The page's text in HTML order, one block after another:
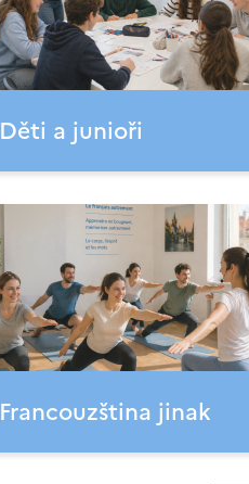
Děti a junioři
Francouzština jinak